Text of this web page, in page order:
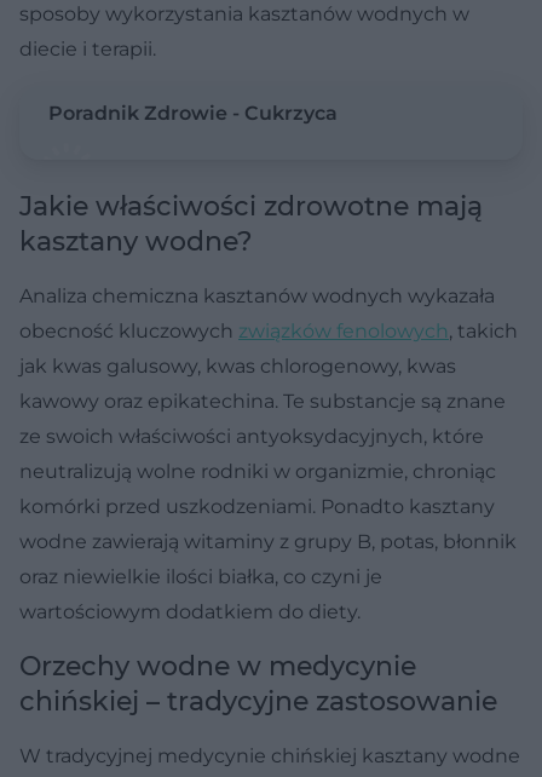
sposoby wykorzystania kasztanów wodnych w
diecie i terapii.
Poradnik Zdrowie - Cukrzyca
Jakie właściwości zdrowotne mają
kasztany wodne?
Analiza chemiczna kasztanów wodnych wykazała
obecność kluczowych związków fenolowych, takich
jak kwas galusowy, kwas chlorogenowy, kwas
kawowy oraz epikatechina. Te substancje są znane
ze swoich właściwości antyoksydacyjnych, które
neutralizują wolne rodniki w organizmie, chroniąc
komórki przed uszkodzeniami. Ponadto kasztany
wodne zawierają witaminy z grupy B, potas, błonnik
oraz niewielkie ilości białka, co czyni je
wartościowym dodatkiem do diety.
Orzechy wodne w medycynie
chińskiej – tradycyjne zastosowanie
W tradycyjnej medycynie chińskiej kasztany wodne